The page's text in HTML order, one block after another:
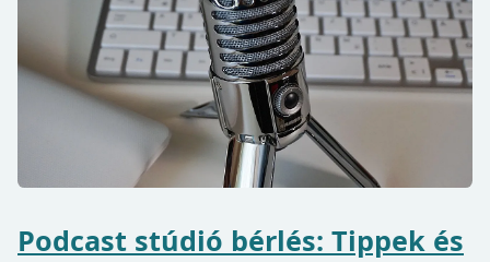
Podcast stúdió bérlés: Tippek és